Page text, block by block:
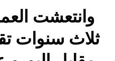
وانتعشت
ثلاث سنوات